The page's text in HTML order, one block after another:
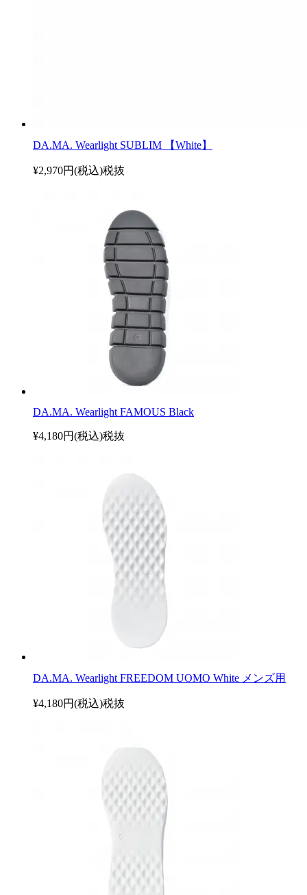
DA.MA. Wearlight SUBLIM 【White】
¥2,970円(税込)税抜
DA.MA. Wearlight FAMOUS Black
¥4,180円(税込)税抜
DA.MA. Wearlight FREEDOM UOMO White メンズ用
¥4,180円(税込)税抜